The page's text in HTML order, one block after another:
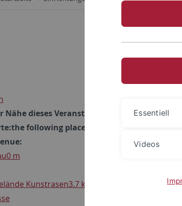
dieses Veranstaltungsortes befinden
the following places are in the immediate
0 m
Kunstrasen3.7 km
Essentiell
Videos